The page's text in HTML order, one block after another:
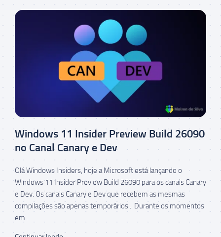
Windows 11 Insider Preview Build 26090
no Canal Canary e Dev
Olá Windows Insiders, hoje a Microsoft está lançando o
Windows 11 Insider Preview Build 26090 para os canais Canary
e Dev. Os canais Canary e Dev que recebem as mesmas
compilações são apenas temporários . Durante os momentos
em...